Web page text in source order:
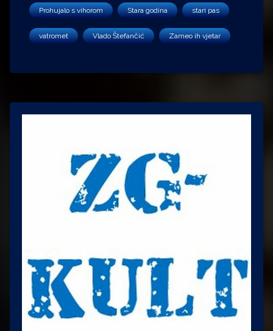
Prohujalo s vihorom Stara godina stari pas
vatromet Vlado Štefančić Zameo ih vjetar